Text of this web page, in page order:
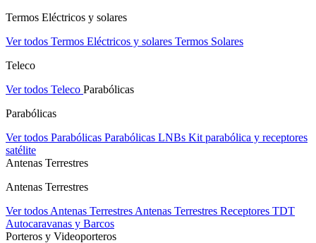
Termos Eléctricos y solares
Ver todos Termos Eléctricos y solares Termos Solares
Teleco
Ver todos Teleco Parabólicas
Parabólicas
Ver todos Parabólicas Parabólicas LNBs Kit parabólica y receptores
satélite
Antenas Terrestres
Antenas Terrestres
Ver todos Antenas Terrestres Antenas Terrestres Receptores TDT
Autocaravanas y Barcos
Porteros y Videoporteros